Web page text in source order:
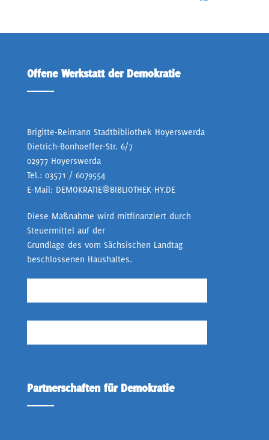
Offene Werkstatt der Demokratie
Brigitte-Reimann Stadtbibliothek Hoyerswerda
Dietrich-Bonhoeffer-Str. 6/7
02977 Hoyerswerda
Tel.: 03571 / 6079554
E-Mail: DEMOKRATIE@BIBLIOTHEK-HY.DE
Diese Maßnahme wird mitfinanziert durch
Steuermittel auf der
Grundlage des vom Sächsischen Landtag
beschlossenen Haushaltes.
Partnerschaften für Demokratie